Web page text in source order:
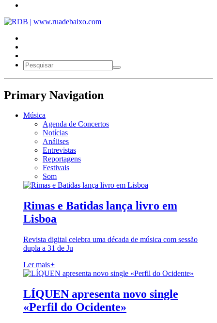
Primary Navigation
Música
Agenda de Concertos
Notícias
Análises
Entrevistas
Reportagens
Festivais
Som
Rimas e Batidas lança livro em
Lisboa
Revista digital celebra uma década de música com sessão
dupla a 31 de Ju
Ler mais+
LÍQUEN apresenta novo single
«Perfil do Ocidente»